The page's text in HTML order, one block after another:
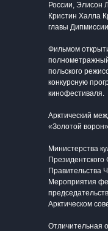
России, Элисон
Кристин Халла
главы
Фильмом
польского
конкурсную
кинофестиваля.
Арктический
«Золотой
Министерства
Правительства
Мероприятия
Арктическом
Отличительная